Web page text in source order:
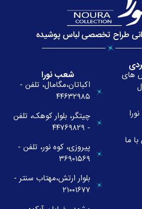
طراح تخصصی لباس پوشیده
های
ما
شعب نورا
اکباتان،مگامال، تلفن -
۴۴۶۳۲۹۸۵
چیتگر، بلوار کوهک، تلفن
- ۴۴۷۶۹۸۲۹
پیروزی، کوه نور، تلفن -
۳۶۹۰۱۵۶۹
بلوار ارتش،مهتاب سنتر -
۲۱۰۰۱۶۷۷